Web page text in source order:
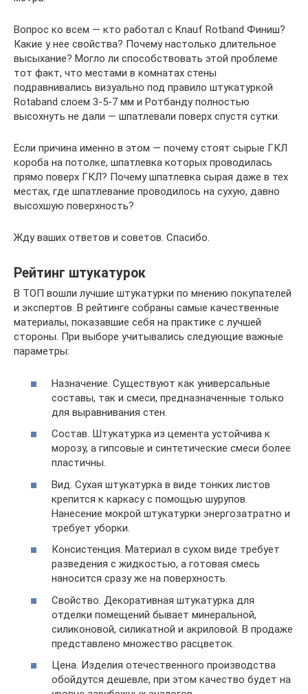
Вопрос ко всем — кто работал с Knauf Rotband Финиш?
Какие у нее свойства? Почему настолько длительное
высыхание? Могло ли способствовать этой проблеме
тот факт, что местами в комнатах стены
подравнивались визуально под правило штукатуркой
Rotaband слоем 3-5-7 мм и Ротбанду полностью
высохнуть не дали — шпатлевали поверх спустя сутки.
Если причина именно в этом — почему стоят сырые ГКЛ
короба на потолке, шпатлевка которых проводилась
прямо поверх ГКЛ? Почему шпатлевка сырая даже в тех
местах, где шпатлевание проводилось на сухую, давно
высохшую поверхность?
Жду ваших ответов и советов. Спасибо.
Рейтинг штукатурок
В ТОП вошли лучшие штукатурки по мнению покупателей
и экспертов. В рейтинге собраны самые качественные
материалы, показавшие себя на практике с лучшей
стороны. При выборе учитывались следующие важные
параметры:
Назначение. Существуют как универсальные
составы, так и смеси, предназначенные только
для выравнивания стен.
Состав. Штукатурка из цемента устойчива к
морозу, а гипсовые и синтетические смеси более
пластичны.
Вид. Сухая штукатурка в виде тонких листов
крепится к каркасу с помощью шурупов.
Нанесение мокрой штукатурки энергозатратно и
требует уборки.
Консистенция. Материал в сухом виде требует
разведения с жидкостью, а готовая смесь
наносится сразу же на поверхность.
Свойство. Декоративная штукатурка для
отделки помещений бывает минеральной,
силиконовой, силикатной и акриловой. В продаже
представлено множество расцветок.
Цена. Изделия отечественного производства
обойдутся дешевле, при этом качество будет на